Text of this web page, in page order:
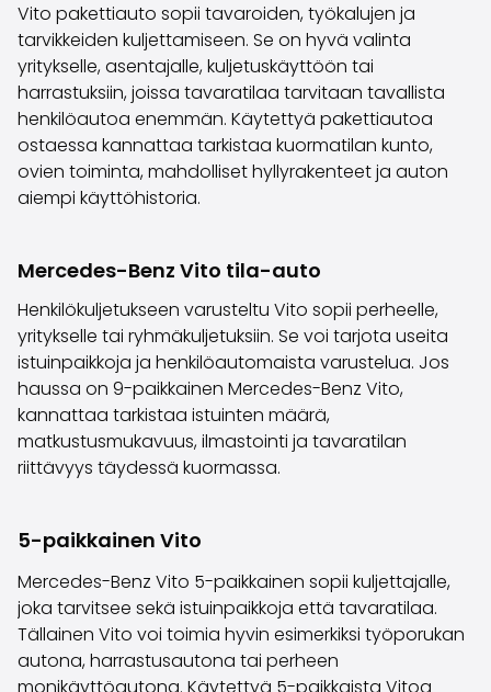
Auton ostaminen etänä
Saka Select
Uutiset ja kampanjat
Toimipisteet
Yritys
Saka Finland Oy
Hallinto
Ostotiimi
Laskutustiedot
Medialle
Kokemuksia Sakasta
Reklamaatiot
Vito pakettiauto sopii tavaroiden, työkalujen ja
tarvikkeiden kuljettamiseen. Se on hyvä valinta
yritykselle, asentajalle, kuljetuskäyttöön tai
harrastuksiin, joissa tavaratilaa tarvitaan tavallista
henkilöautoa enemmän. Käytettyä pakettiautoa
ostaessa kannattaa tarkistaa kuormatilan kunto,
ovien toiminta, mahdolliset hyllyrakenteet ja auton
aiempi käyttöhistoria.
Mercedes-Benz Vito tila-auto
Henkilökuljetukseen varusteltu Vito sopii perheelle,
yritykselle tai ryhmäkuljetuksiin. Se voi tarjota useita
istuinpaikkoja ja henkilöautomaista varustelua. Jos
haussa on 9-paikkainen Mercedes-Benz Vito,
kannattaa tarkistaa istuinten määrä,
matkustusmukavuus, ilmastointi ja tavaratilan
riittävyys täydessä kuormassa.
5-paikkainen Vito
Mercedes-Benz Vito 5-paikkainen sopii kuljettajalle,
joka tarvitsee sekä istuinpaikkoja että tavaratilaa.
Tällainen Vito voi toimia hyvin esimerkiksi työporukan
autona, harrastusautona tai perheen